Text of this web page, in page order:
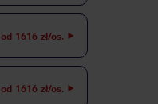
od 1616 zł/os.
od 1616 zł/os.